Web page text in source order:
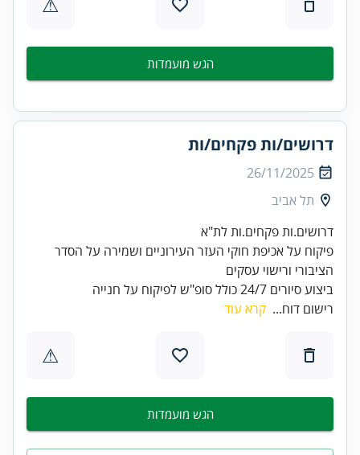
הגש מועמדות
דרושים/ות פקחים/ות
26/11/2025
תל אביב
פיקוח על אכיפת חוקי העזר העירוניים ושמירה על הסדר
ביצוע סיורים 24/7 כולל סופ"ש לפיקוח על חנייה
רישום דוח... קרא עוד
⚠
הגש מועמדות